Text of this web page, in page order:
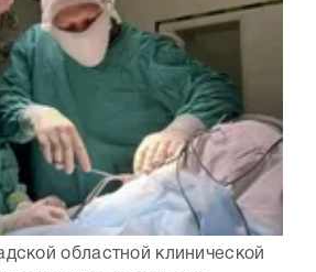
областной клинической